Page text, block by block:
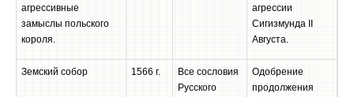
агрессивные
замыслы польского
короля.
агрессии
Сигизмунда II
Августа.
Земский собор 1566 г.
Все сословия
Русского
Одобрение
продолжения